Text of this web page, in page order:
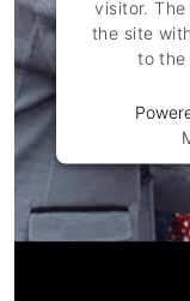
visitor.
the site
to the